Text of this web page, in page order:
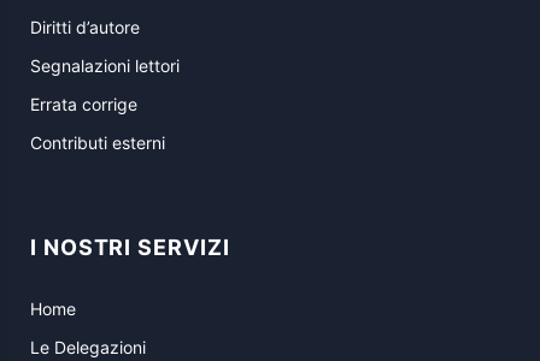
Diritti d’autore
Segnalazioni lettori
Errata corrige
Contributi esterni
I NOSTRI SERVIZI
Home
Le Delegazioni